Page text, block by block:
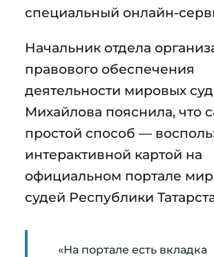
специальный онлайн-
Начальник отдела
правового обеспечения
деятельности мировых
Михайлова пояснила, что
простой способ —
интерактивной картой на
официальном портале
судей Республики
«На портале есть вкладка